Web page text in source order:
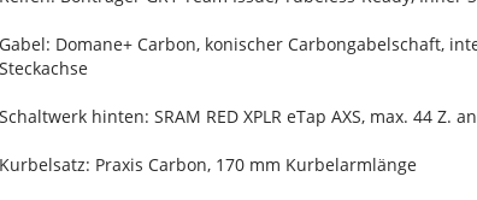
Gabel: Domane+ Carbon, konischer Carbongabelschaft,
Steckachse
Schaltwerk hinten: SRAM RED XPLR eTap AXS, max. 44 Z.
Kurbelsatz: Praxis Carbon, 170 mm Kurbelarmlänge